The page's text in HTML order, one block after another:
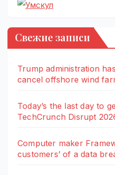
Свежие записи
Trump administration
cancel offshore wind
Today’s the last day to
TechCrunch Disrupt
Computer maker
customers’ of a data